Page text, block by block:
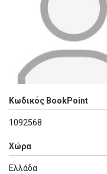
Κωδικός BookPoint
1092568
Χώρα
Ελλάδα